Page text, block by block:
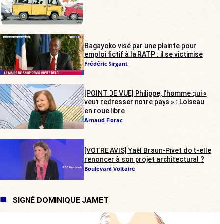
Bagayoko visé par une plainte pour
emploi fictif à la RATP : il se victimise
Frédéric Sirgant
[POINT DE VUE] Philippe, l’homme qui «
veut redresser notre pays » : Loiseau
en roue libre
Arnaud Florac
[VOTRE AVIS] Yaël Braun-Pivet doit-elle
renoncer à son projet architectural ?
Boulevard Voltaire
SIGNÉ DOMINIQUE JAMET